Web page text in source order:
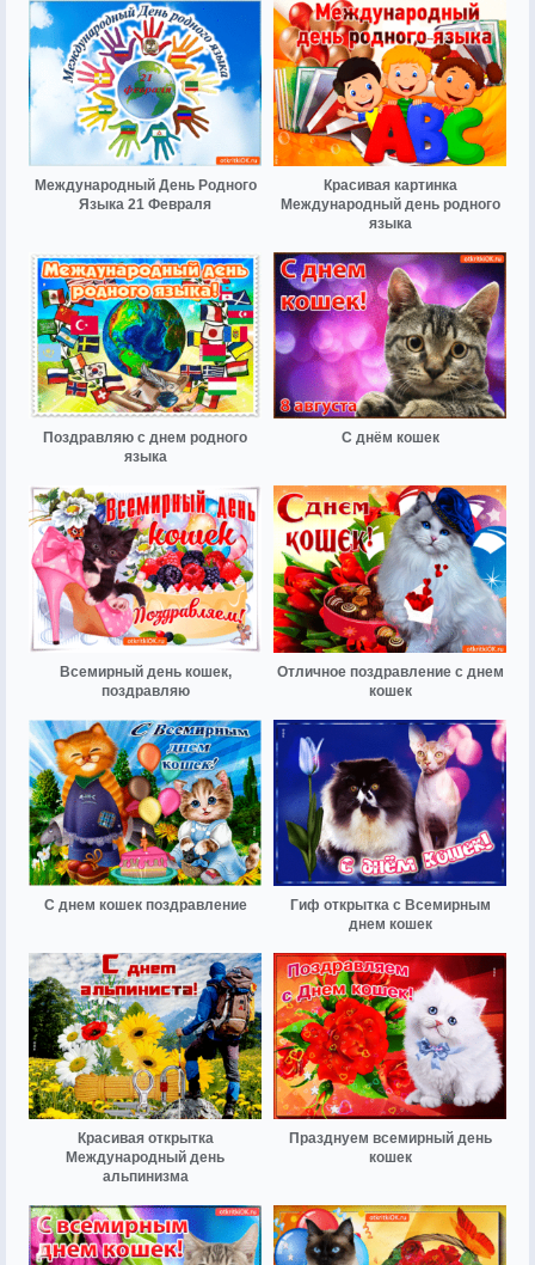
Международный День Родного
Языка 21 Февраля
Красивая картинка
Международный день родного
языка
Поздравляю с днем родного
языка
С днём кошек
Всемирный день кошек,
поздравляю
Отличное поздравление с днем
кошек
С днем кошек поздравление
Гиф открытка с Всемирным
днем кошек
Красивая открытка
Международный день
альпинизма
Празднуем всемирный день
кошек